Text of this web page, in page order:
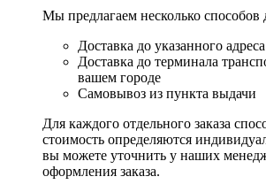
Мы предлагаем несколько способов
Доставка до указанного
Доставка до терминала
вашем городе
Самовывоз из пункта выдачи
Для каждого отдельного заказа
стоимость определяются
вы можете уточнить у наших
оформления заказа.